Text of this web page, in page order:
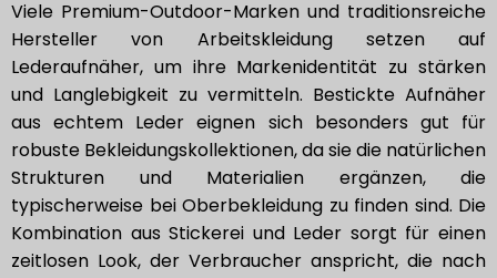
Viele Premium-Outdoor-Marken und traditionsreiche
Hersteller von Arbeitskleidung setzen auf
Lederaufnäher, um ihre Markenidentität zu stärken
und Langlebigkeit zu vermitteln. Bestickte Aufnäher
aus echtem Leder eignen sich besonders gut für
robuste Bekleidungskollektionen, da sie die natürlichen
Strukturen und Materialien ergänzen, die
typischerweise bei Oberbekleidung zu finden sind. Die
Kombination aus Stickerei und Leder sorgt für einen
zeitlosen Look, der Verbraucher anspricht, die nach